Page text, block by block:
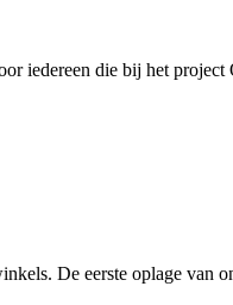
iedereen die bij het
De eerste oplage van